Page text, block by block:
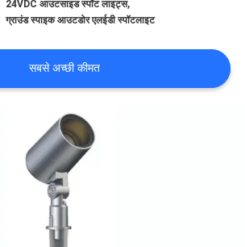
24VDC आउटसाइड स्पॉट लाइट्स
ग्राउंड स्पाइक आउटडोर एलईडी स्पॉटलाइट
सबसे अच्छी कीमत